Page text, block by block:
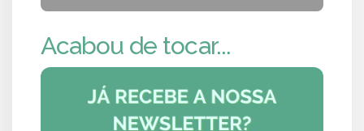
Acabou de tocar...